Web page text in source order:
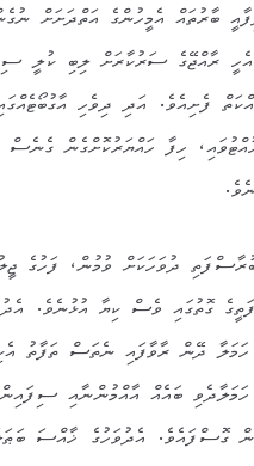
ބާރުތައް އެމީހުންގެ އަތްދަށަށް
ރާއްޖޭގެ ސަރުކާރަށް ލިބި ކުލީ
ފެށިއެވެ. އަދި ދިވެހި
ހިފާ ހައްޔަރުކޮށްގެން
ދުވަހަކަށް ވުމުން، ފަހުގެ
ގޮތުގައި ވެސް ކިޔާ އުޅުނެވެ.
ދޭން ރާވާފައި ނެތަސް ތަފާތު
ގޮސްފައެވެ. އެދުވަހުގެ ޚާއްސަ